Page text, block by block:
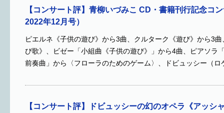
【コンサート評】青柳いづみこ CD・書籍刊行記念コ
2022年12月号）
ピエルネ《子供の遊び》から3曲、クルターク《遊び》から3
び歌》、ビゼー「小組曲《子供の遊び》」から4曲、ピアソラ
前奏曲」から〈フローラのためのゲーム〉、ドビュッシー（
【コンサート評】ドビュッシーの幻のオペラ《アッシ